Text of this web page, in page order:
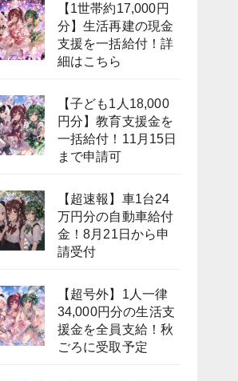
【1世帯約17,000円
分】生活再建の現金
支援を一括給付！詳
細はこちら
【子ども1人18,000
円分】教育支援金を
一括給付！11月15日
まで申請可
【超速報】車1台24
万円分の自動車給付
金！8月21日から申
請受付
【超号外】1人一律
34,000円分の生活支
援金を全員支給！秋
ごろに受取予定